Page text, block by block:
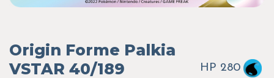
Origin Forme Palkia
VSTAR 40/189
HP 280